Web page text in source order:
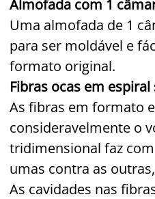
Almofada com 1
Uma almofada de 1
para ser moldável e
formato original.
Fibras ocas em
As fibras em formato
consideravelmente o
tridimensional faz
umas contra as
As cavidades nas